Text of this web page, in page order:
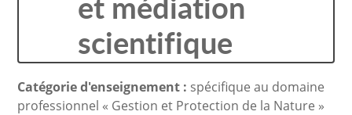
scientifique
Catégorie d'enseignement : spécifique au domaine
professionnel « Gestion et Protection de la Nature »